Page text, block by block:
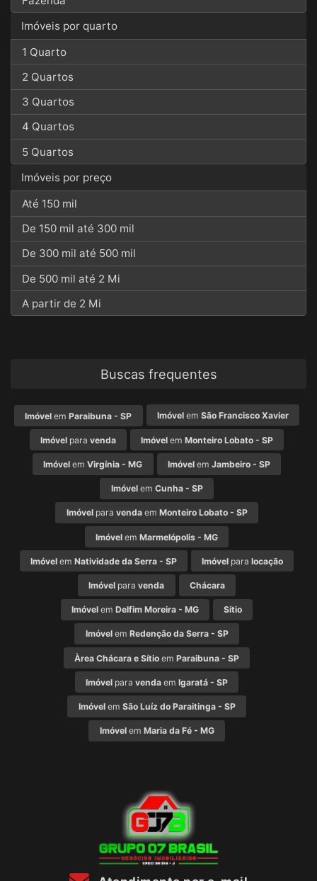
Imóveis por quarto
1 Quarto
2 Quartos
3 Quartos
4 Quartos
5 Quartos
Imóveis por preço
Até 150 mil
De 150 mil até 300 mil
De 300 mil até 500 mil
De 500 mil até 2 Mi
A partir de 2 Mi
Buscas frequentes
Imóvel emParaibuna - SP Imóvelem São Francisco Xavier
Imóvelpara venda Imóvel emMonteiro Lobato - SP
Imóvel emVirgínia - MG Imóvelem Jambeiro - SP
Imóvelem Cunha - SP
Imóvelpara vendaem Monteiro Lobato - SP
Imóvel em Marmelópolis - MG
Imóvelem Natividade da Serra - SP Imóvel paralocação
Imóvel paravenda Chácara
Imóvelem Delfim Moreira - MG Sítio
Imóvelem Redenção da Serra - SP
Àrea Chácara e Sítio em Paraibuna - SP
Imóvel para venda em Igaratá - SP
Imóvelem São Luíz do Paraitinga - SP
Imóvelem Maria da Fé - MG